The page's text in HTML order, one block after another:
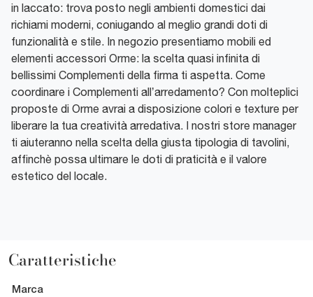
in laccato: trova posto negli ambienti domestici dai
richiami moderni, coniugando al meglio grandi doti di
funzionalità e stile. In negozio presentiamo mobili ed
elementi accessori Orme: la scelta quasi infinita di
bellissimi Complementi della firma ti aspetta. Come
coordinare i Complementi all’arredamento? Con molteplici
proposte di Orme avrai a disposizione colori e texture per
liberare la tua creatività arredativa. I nostri store manager
ti aiuteranno nella scelta della giusta tipologia di tavolini,
affinchè possa ultimare le doti di praticità e il valore
estetico del locale.
Caratteristiche
Marca